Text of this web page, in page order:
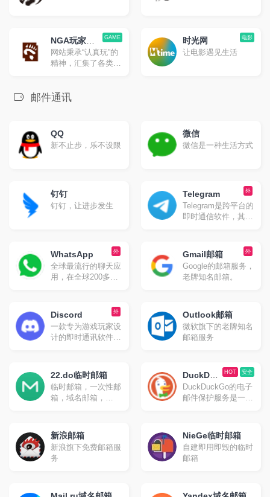
GAME
NGA玩家社
区
网站秉承“认真玩”的
精神，汇集了各类型
域向游戏玩家生活领
攻略、玩家生活、软
硬件消费等等内容。
电影
时光网
让电影遇见生活
邮件通讯
QQ
新不止步，乐不设限
微信
微信是一种生活方式
钉钉
钉钉，让进步发生
外
Telegram
Telegram是跨平台的
即时通信软件，其客
是专有软件。用户可
以相互交换加密与自
毁消息，发送照片、
影片等所有类型文
等多种平台客户端；
同时官方开放应用程
序接口，因此拥有许
外
WhatsApp
全球最流行的聊天应
用，在全球200多个
东、东南亚等地区渗
透率极高。最新数据
显示，WhatsApp目
前用户量已达到22.4
外
Gmail邮箱
Google的邮箱服务，
老牌知名邮箱。
外
Discord
一款专为游戏玩家设
计的即时通讯软件，
社区。它最初起源于
游戏语音和即时消息
（IM）工具服务，并
逐渐发展成为一个综
Outlook邮箱
微软旗下的老牌知名
邮箱服务
22.do临时邮箱
临时邮箱，一次性邮
箱，域名邮箱，
安全
HOT
DuckDuc
kGo
Email
DuckDuckGo的电子
邮件保护服务是一种
务。
新浪邮箱
新浪旗下免费邮箱服
务
NieGe临时邮箱
自建即用即毁的临时
邮箱